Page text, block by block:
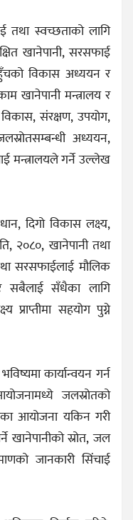
स्वच्छताको लागि
खानेपानी, सरसफाई
विकास अध्ययन र
खानेपानी मन्त्रालय र
विकास, संरक्षण, उपयोग,
अध्ययन,
मन्त्रालयले गर्ने उल्लेख
दिगो विकास लक्ष्य,
२०८०, खानेपानी तथा
सरसफाईलाई मौलिक
सबैलाई सँधैका लागि
प्राप्तीमा सहयोग पुग्ने
कार्यान्वयन गर्न
जलस्रोतको
आयोजना यकिन गरी
खानेपानीको स्रोत, जल
जानकारी सिंचाई